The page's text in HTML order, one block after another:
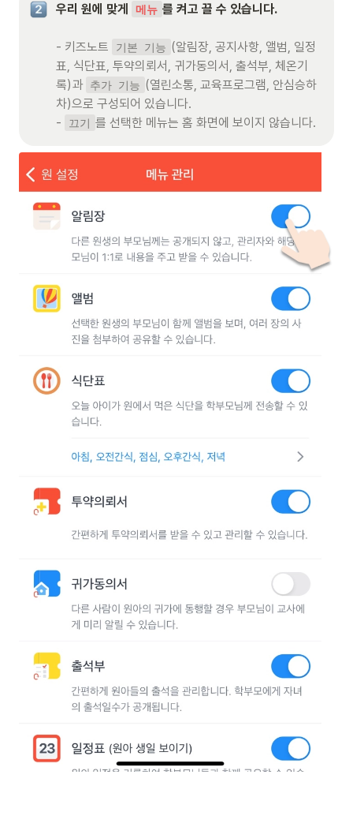
우리 원에 맞게 메뉴 를 켜고 끌 수 있습니다.
- 키즈노트 기본 기능 (알림장, 공지사항, 앨범, 일정
표, 식단표, 투약의뢰서, 귀가동의서, 출석부, 체온기
록)과 추가 기능 (열린소통, 교육프로그램, 안심승하
차)으로 구성되어 있습니다.
-
끄기